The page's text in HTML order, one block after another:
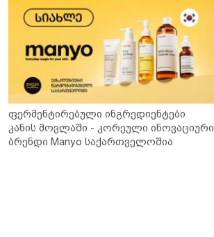
ფერმენტირებული ინგრედიენტები
კანის მოვლაში - კორეული ინოვაციური
ბრენდი Manyo საქართველოშია